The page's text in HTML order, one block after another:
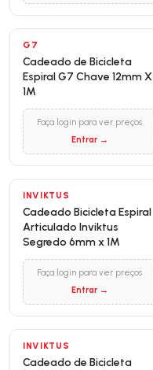
G7
Cadeado de Bicicleta
Espiral G7 Chave 12mm X
1M
Faça login para ver preços
Entrar →
INVIKTUS
Cadeado Bicicleta Espiral
Articulado Inviktus
Segredo 6mm x 1M
Faça login para ver preços
Entrar →
INVIKTUS
Cadeado de Bicicleta